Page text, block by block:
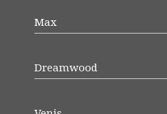
Max
Dreamwood